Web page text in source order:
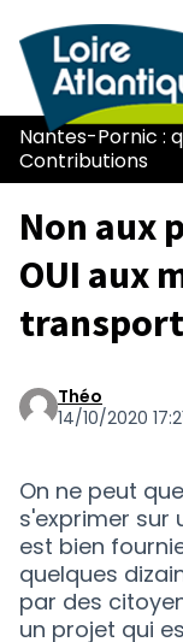
Nantes-Pornic :
Contributions
Non aux
OUI aux
Théo
14/10/2020
On ne peut
s'exprimer sur
est bien
quelques
par des
un projet qui